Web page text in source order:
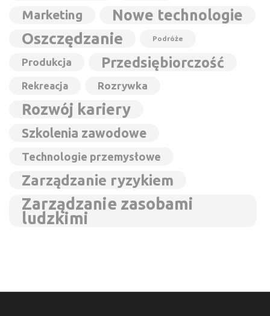
Marketing Nowe technologie
Oszczędzanie Podróże
Produkcja Przedsiębiorczość
Rekreacja Rozrywka
Rozwój kariery
Szkolenia zawodowe
Technologie przemysłowe
Zarządzanie ryzykiem
Zarządzanie zasobami
ludzkimi